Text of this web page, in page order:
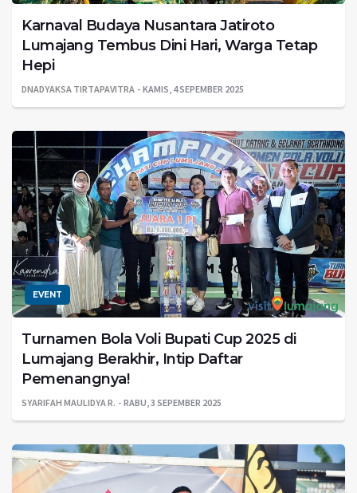
Karnaval Budaya Nusantara Jatiroto
Lumajang Tembus Dini Hari, Warga Tetap
Hepi
DNADYAKSA TIRTAPAVITRA KAMIS, 4 SEPEMBER 2025
EVENT
Turnamen Bola Voli Bupati Cup 2025 di
Lumajang Berakhir, Intip Daftar
Pemenangnya!
SYARIFAH MAULIDYA R. RABU, 3 SEPEMBER 2025